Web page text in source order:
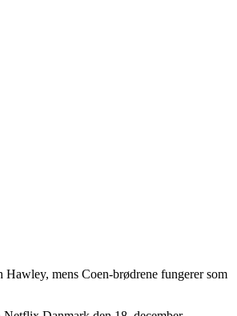
Hawley, mens Coen-brødrene fungerer som